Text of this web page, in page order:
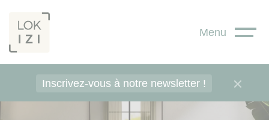
Menu
Inscrivez-vous à notre newsletter !